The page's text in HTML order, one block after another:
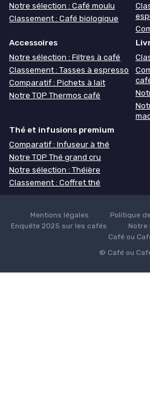
Notre sélection : Café moulu
Classement : Café biologique
Accessoires
Notre sélection : Filtres à café
Classement : Tasses à espresso
Comparatif : Pichets à lait
Notre TOP Thermos café
Thé et infusions premium
Comparatif : Infuseur à thé
Notre TOP Thé grand cru
Notre sélection : Théière
Classement : Coffret thé
Mentions légales Politique
Enquête 2025 sur les cafés
Notre
Café ou
© Café ou